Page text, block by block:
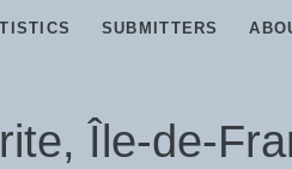
SUBMITTERS
Île-de-